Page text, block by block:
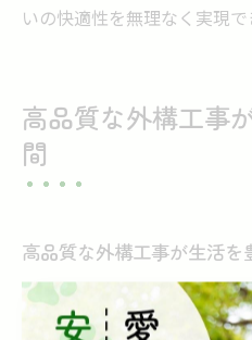
いの快適性を無理なく実現で
高品質な外構工事
間
高品質な外構工事が生活を
高品質な外構工事は住まい
適性や安全性を大きく向上